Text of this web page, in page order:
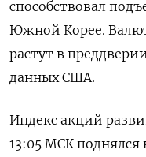
способствовал
Южной Корее.
растут в
данных США.
Индекс акций
13:05 МСК